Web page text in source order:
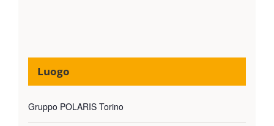
Luogo
Gruppo POLARIS Torino